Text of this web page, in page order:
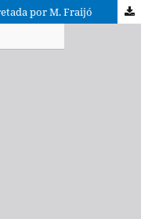
por M. Fraijó